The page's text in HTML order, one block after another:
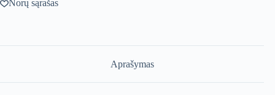
Exotic
Norų sąrašas
Aprašymas